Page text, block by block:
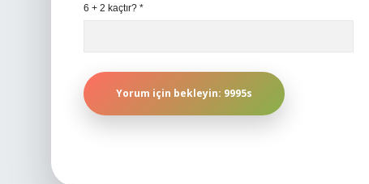
6 + 2 kaçtır? *